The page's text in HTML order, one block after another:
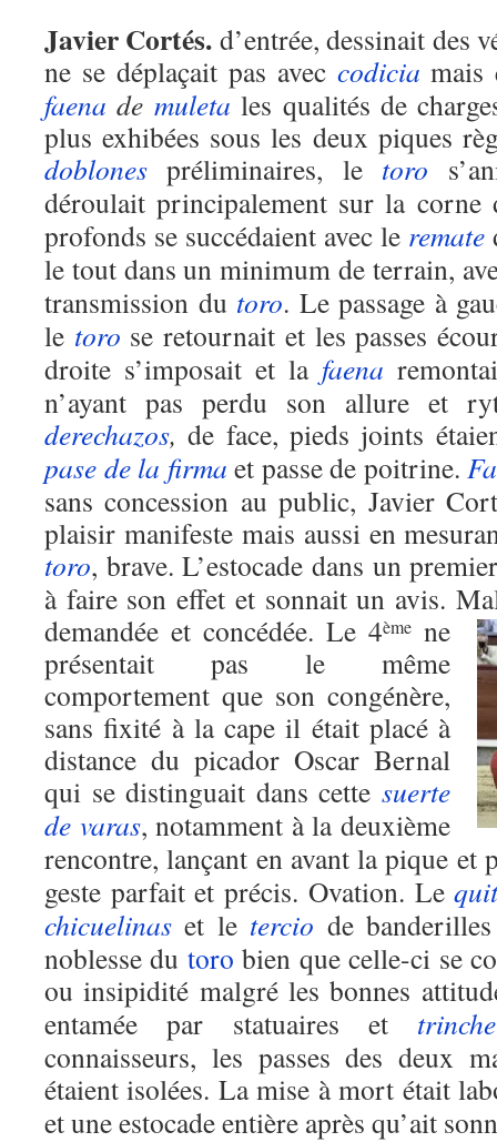
Javier Cortés. d’entrée, dessinait des
ne se déplaçait pas avec codicia mais
faena de muleta les qualités de
plus exhibées sous les deux piques
doblones préliminaires, le toro
déroulait principalement sur la
profonds se succédaient avec le remate
le tout dans un minimum de terrain,
transmission du toro. Le passage à
le toro se retournait et les passes
droite s’imposait et la faena
n’ayant pas perdu son allure et
derechazos, de face, pieds joints
pase de la firma et passe de poitrine.
sans concession au public, Javier
plaisir manifeste mais aussi en
toro, brave. L’estocade dans un
à faire son effet et sonnait un avis.
demandée et concédée. Le 4ème ne
présentait pas le même
comportement que son congénère,
sans fixité à la cape il était placé à
distance du picador Oscar Bernal
qui se distinguait dans cette suerte
de varas, notamment à la deuxième
rencontre, lançant en avant la pique et
geste parfait et précis. Ovation. Le
chicuelinas et le tercio de
noblesse du toro bien que celle-ci se
ou insipidité malgré les bonnes
entamée par statuaires et
connaisseurs, les passes des deux
étaient isolées. La mise à mort était
et une estocade entière après qu’ait